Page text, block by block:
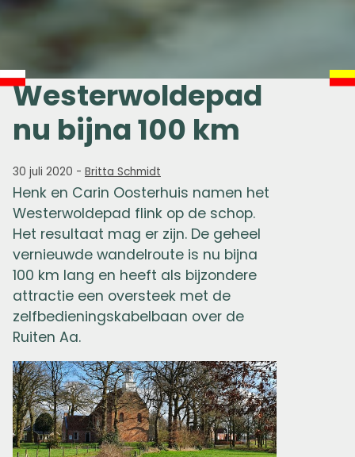
Westerwoldepad
nu bijna 100 km
30 juli 2020 - Britta Schmidt
Henk en Carin Oosterhuis namen het
Westerwoldepad flink op de schop.
Het resultaat mag er zijn. De geheel
vernieuwde wandelroute is nu bijna
100 km lang en heeft als bijzondere
attractie een oversteek met de
zelfbedieningskabelbaan over de
Ruiten Aa.